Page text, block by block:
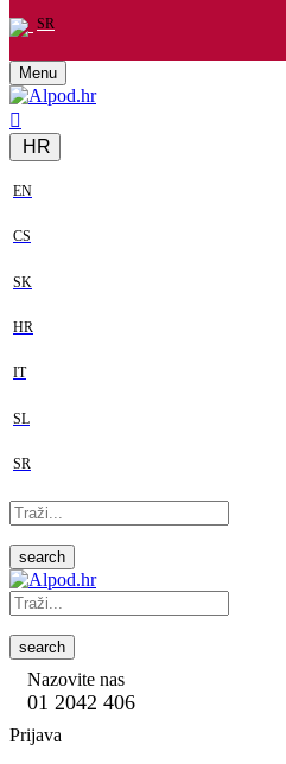
SR
Menu
HR
EN
CS
SK
HR
IT
SL
SR
search
search
Nazovite nas
01 2042 406
Prijava